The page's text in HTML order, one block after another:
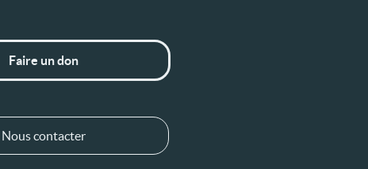
Faire un don
Nous contacter